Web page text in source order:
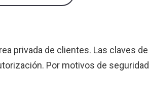
privada de clientes. Las claves
Por motivos de